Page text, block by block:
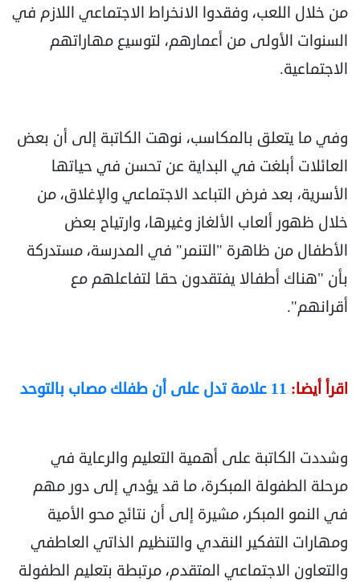
من خلال اللعب، وفقدوا الانخراط الاجتماعي اللازم في
السنوات الأولى من أعمارهم، لتوسيع مهاراتهم
الاجتماعية.
وفي ما يتعلق بالمكاسب، نوهت الكاتبة إلى أن بعض
العائلات أبلغت في البداية عن تحسن في حياتها
الأسرية، بعد فرض التباعد الاجتماعي والإغلاق، من
خلال ظهور ألعاب الألغاز وغيرها، وارتياح بعض
الأطفال من ظاهرة "التنمر" في المدرسة، مستدركة
بأن "هناك أطفالا يفتقدون حقا لتفاعلهم مع
أقرانهم".
اقرأ أيضا: 11 علامة تدل على أن طفلك مصاب بالتوحد
وشددت الكاتبة على أهمية التعليم والرعاية في
مرحلة الطفولة المبكرة، ما قد يؤدي إلى دور مهم
في النمو المبكر، مشيرة إلى أن نتائج محو الأمية
ومهارات التفكير النقدي والتنظيم الذاتي العاطفي
والتعاون الاجتماعي المتقدم، مرتبطة بتعليم الطفولة